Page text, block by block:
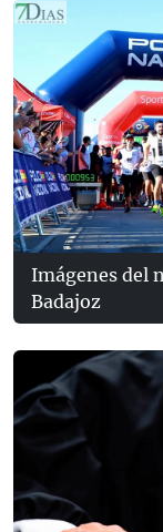
Imágenes del
Badajoz